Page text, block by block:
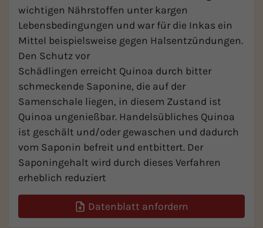
wichtigen Nährstoffen unter kargen
Lebensbedingungen und war für die Inkas ein
Mittel beispielsweise gegen Halsentzündungen.
Den Schutz vor
Schädlingen erreicht Quinoa durch bitter
schmeckende Saponine, die auf der
Samenschale liegen, in diesem Zustand ist
Quinoa ungenießbar. Handelsübliches Quinoa
ist geschält und/oder gewaschen und dadurch
vom Saponin befreit und entbittert. Der
Saponingehalt wird durch dieses Verfahren
erheblich reduziert
Datenblatt anfordern